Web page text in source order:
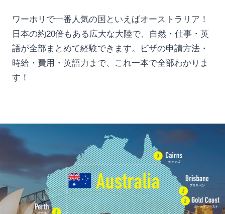
ワーホリで一番人気の国といえばオーストラリア！
日本の約20倍もある広大な大陸で、自然・仕事・英
語が全部まとめて経験できます。ビザの申請方法・
時給・費用・英語力まで、これ一本で全部わかりま
す！